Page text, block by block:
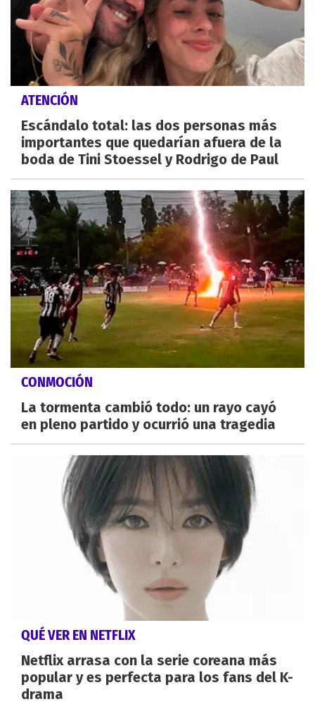
ATENCIÓN
Escándalo total: las dos personas más
importantes que quedarían afuera de la
boda de Tini Stoessel y Rodrigo de Paul
CONMOCIÓN
La tormenta cambió todo: un rayo cayó
en pleno partido y ocurrió una tragedia
QUÉ VER EN NETFLIX
Netflix arrasa con la serie coreana más
popular y es perfecta para los fans del K-
drama